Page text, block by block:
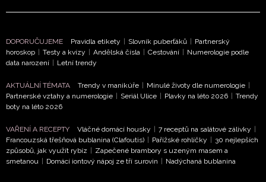
ODESLAT
Přihlášením k newsletteru souhlasíte sObchodními
podmínkami společnosti BurdaMedia Extra s.r.o.a
ochrany soukromí - BurdaMedia Extra s.r.o. bude s
Vašimi údaji pracovat zejména k organizaci a
vyhodnocení akce a zasílání novinek.
Chcete navíc dostávat i další zajímavé a exkluzivní
informace od našich partnerů? Pokud souhlasíte se
zpracováním údajů k tomuto účelu podleZásad ochrany
DOPORUČUJEME Pravidla etikety | Slovník puberťáků | Partnerský
horoskop | Testy a kvízy | Andělská čísla | Cestování | Numerologie podle
data narození | Letní trendy
AKTUÁLNÍ TÉMATA Trendy v manikúře | Minulé životy dle numerologie |
Partnerské vztahy a numerologie | Seriál Ulice | Plavky na léto 2026 | Trendy
boty na léto 2026
VAŘENÍ A RECEPTY Vláčné domácí housky | 7 receptů na salátové zálivky |
Francouzská třešňová bublanina (Clafoutis) | Pařížské rohlíčky | 30 nejlepších
způsobů, jak využít rybíz | Zapečené brambory s uzeným masem a
smetanou | Domácí iontový nápoj ze tří surovin | Nadýchaná bublanina